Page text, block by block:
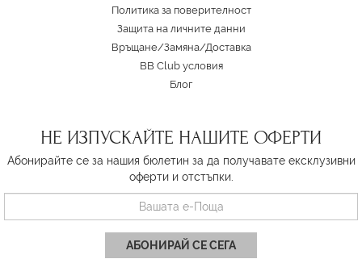
Политика за поверителност
Защита на личните данни
Връщане/Замяна/Доставка
BB Club условия
Блог
НЕ ИЗПУСКАЙТЕ НАШИТЕ ОФЕРТИ
Абонирайте се за нашия бюлетин за да получавате ексклузивни
оферти и отстъпки.
АБОНИРАЙ СЕ СЕГА